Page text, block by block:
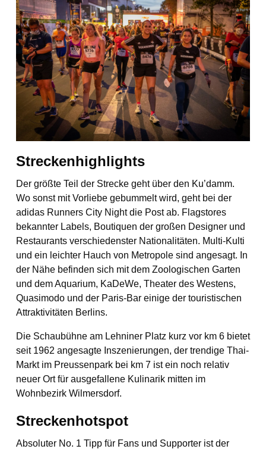
Streckenhighlights
Der größte Teil der Strecke geht über den Ku’damm.
Wo sonst mit Vorliebe gebummelt wird, geht bei der
adidas Runners City Night die Post ab. Flagstores
bekannter Labels, Boutiquen der großen Designer und
Restaurants verschiedenster Nationalitäten. Multi-Kulti
und ein leichter Hauch von Metropole sind angesagt. In
der Nähe befinden sich mit dem Zoologischen Garten
und dem Aquarium, KaDeWe, Theater des Westens,
Quasimodo und der Paris-Bar einige der touristischen
Attraktivitäten Berlins.
Die Schaubühne am Lehniner Platz kurz vor km 6 bietet
seit 1962 angesagte Inszenierungen, der trendige Thai-
Markt im Preussenpark bei km 7 ist ein noch relativ
neuer Ort für ausgefallene Kulinarik mitten im
Wohnbezirk Wilmersdorf.
Streckenhotspot
Absoluter No. 1 Tipp für Fans und Supporter ist der